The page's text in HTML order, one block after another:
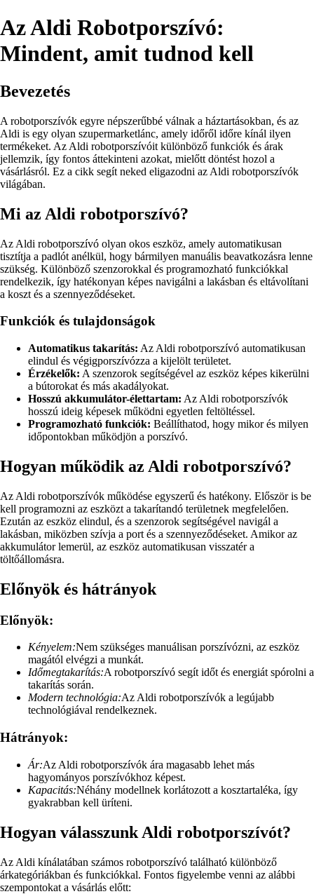
Az Aldi Robotporszívó:
Mindent, amit tudnod kell
Bevezetés
A robotporszívók egyre népszerűbbé válnak a háztartásokban, és az
Aldi is egy olyan szupermarketlánc, amely időről időre kínál ilyen
termékeket. Az Aldi robotporszívóit különböző funkciók és árak
jellemzik, így fontos áttekinteni azokat, mielőtt döntést hozol a
vásárlásról. Ez a cikk segít neked eligazodni az Aldi robotporszívók
világában.
Mi az Aldi robotporszívó?
Az Aldi robotporszívó olyan okos eszköz, amely automatikusan
tisztítja a padlót anélkül, hogy bármilyen manuális beavatkozásra lenne
szükség. Különböző szenzorokkal és programozható funkciókkal
rendelkezik, így hatékonyan képes navigálni a lakásban és eltávolítani
a koszt és a szennyeződéseket.
Funkciók és tulajdonságok
Automatikus takarítás: Az Aldi robotporszívó automatikusan
elindul és végigporszívózza a kijelölt területet.
Érzékelők: A szenzorok segítségével az eszköz képes kikerülni
a bútorokat és más akadályokat.
Hosszú akkumulátor-élettartam: Az Aldi robotporszívók
hosszú ideig képesek működni egyetlen feltöltéssel.
Programozható funkciók: Beállíthatod, hogy mikor és milyen
időpontokban működjön a porszívó.
Hogyan működik az Aldi robotporszívó?
Az Aldi robotporszívók működése egyszerű és hatékony. Először is be
kell programozni az eszközt a takarítandó területnek megfelelően.
Ezután az eszköz elindul, és a szenzorok segítségével navigál a
lakásban, miközben szívja a port és a szennyeződéseket. Amikor az
akkumulátor lemerül, az eszköz automatikusan visszatér a
töltőállomásra.
Előnyök és hátrányok
Előnyök:
Kényelem:Nem szükséges manuálisan porszívózni, az eszköz
magától elvégzi a munkát.
Időmegtakarítás:A robotporszívó segít időt és energiát spórolni a
takarítás során.
Modern technológia:Az Aldi robotporszívók a legújabb
technológiával rendelkeznek.
Hátrányok:
Ár:Az Aldi robotporszívók ára magasabb lehet más
hagyományos porszívókhoz képest.
Kapacitás:Néhány modellnek korlátozott a kosztartaléka, így
gyakrabban kell üríteni.
Hogyan válasszunk Aldi robotporszívót?
Az Aldi kínálatában számos robotporszívó található különböző
árkategóriákban és funkciókkal. Fontos figyelembe venni az alábbi
szempontokat a vásárlás előtt: